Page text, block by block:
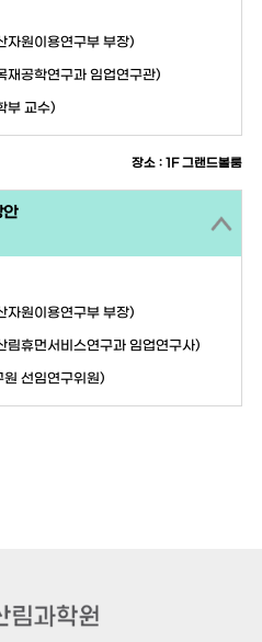
자원이용연구부 부장)
재공학연구과 임업연구관)
부 교수)
장소 : 1F 그랜드볼룸
안
자원이용연구부 부장)
림휴먼서비스연구과 임업연구사)
선임연구위원)